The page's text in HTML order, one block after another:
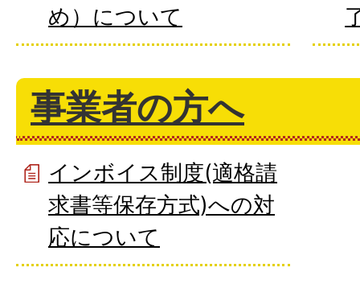
め）について
事業者の方へ
インボイス制度(適格請
求書等保存方式)への対
応について